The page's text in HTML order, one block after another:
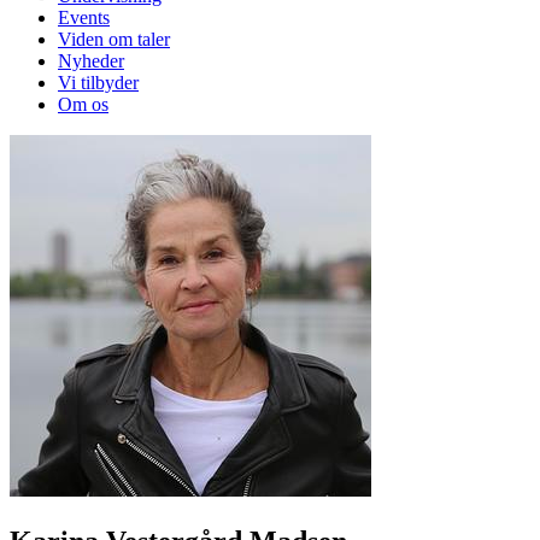
Events
Viden om taler
Nyheder
Vi tilbyder
Om os